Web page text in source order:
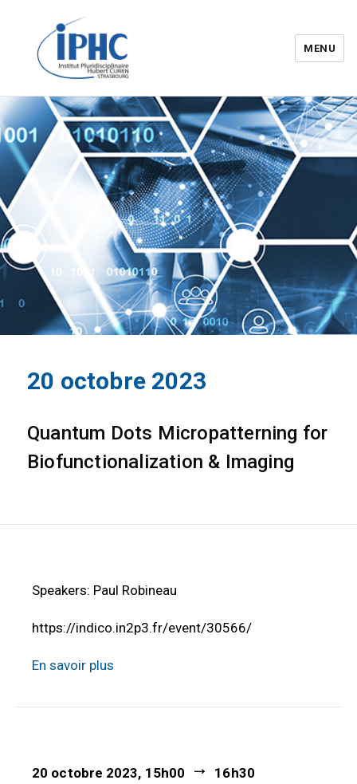
Institut pluridisciplinaire Hubert
Curien – IPHC
MENU
20 octobre 2023
Quantum Dots Micropatterning for
Biofunctionalization & Imaging
Speakers: Paul Robineau
https://indico.in2p3.fr/event/30566/
En savoir plus
20 octobre 2023, 15h00 16h30